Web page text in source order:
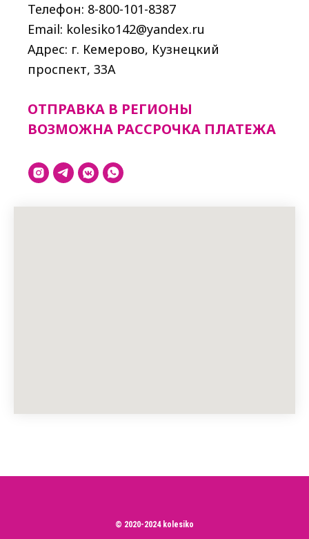
Телефон: 8-800-101-8387
Email: kolesiko142@yandex.ru
Адрес: г. Кемерово, Кузнецкий
проспект, 33A
ОТПРАВКА В РЕГИОНЫ
ВОЗМОЖНА РАССРОЧКА ПЛАТЕЖА
© 2020-2024 kolesiko